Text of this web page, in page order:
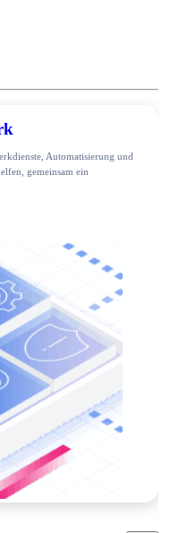
Automatisierung und
gemeinsam ein